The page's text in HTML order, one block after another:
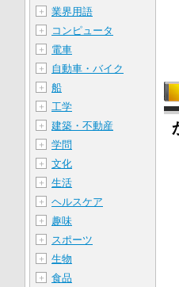
＋ 業界用語
＋ コンピュータ
＋ 電車
＋ 自動車・バイク
＋ 船
＋ 工学
＋ 建築・不動産
＋ 学問
＋ 文化
＋ 生活
＋ ヘルスケア
＋ 趣味
＋ スポーツ
＋ 生物
＋ 食品